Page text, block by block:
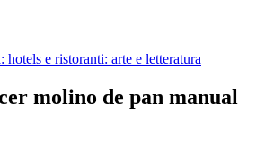
hotels e ristoranti: arte e letteratura
molino de pan manual